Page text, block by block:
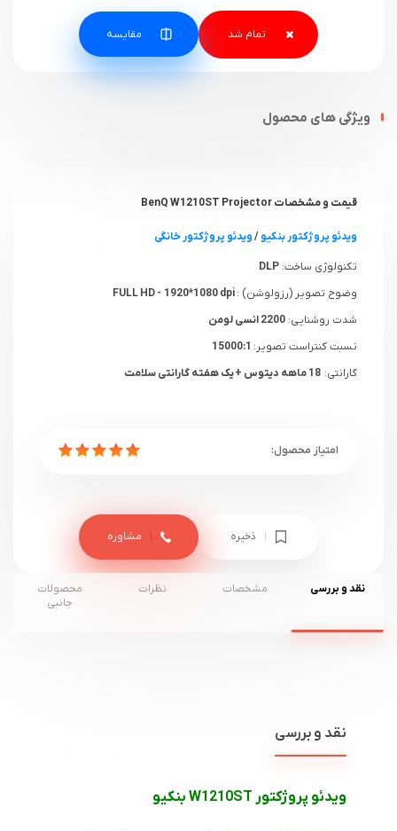
مقایسه
ویژگی های محصول
قیمت و مشخصات BenQ W1210ST Projector
ویدئو پروژکتور بنکیو/ویدئو پروژکتور خانگی
تکنولوژی ساخت: DLP
وضوح تصویر (رزولوشن) :
شدت روشنایی: 2200 انسی لومن
نسبت کنتراست تصویر:
گارانتی:
ذخیره مشاوره
نقد و بررسی مشخصات نظرات
محصولات
جانبی
نقد و بررسی
ویدئو پروژکتور W1210STبنکیو